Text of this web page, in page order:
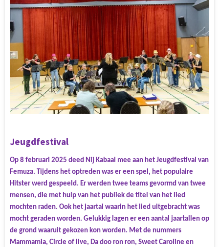
Jeugdfestival
Op 8 februari 2025 deed Nij Kabaal mee aan het Jeugdfestival van
Femuza. Tijdens het optreden was er een spel, het populaire
Hitster werd gespeeld. Er werden twee teams gevormd van twee
mensen, die met hulp van het publiek de titel van het lied
mochten raden. Ook het jaartal waarin het lied uitgebracht was
mocht geraden worden. Gelukkig lagen er een aantal jaartallen op
de grond waaruit gekozen kon worden. Met de nummers
Mammamia, Circle of live, Da doo ron ron, Sweet Caroline en